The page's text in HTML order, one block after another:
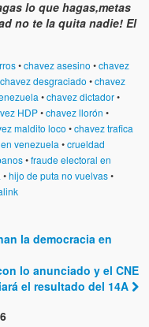
del 4 de Febrero de
(Despicable traitor, look
lo que hagas,metas
no te la quita nadie! El
•chavez asesino •chavez
chavez desgraciado •chavez
•chavez dictador•
HDP•chavez llorón •
maldito loco •chavez trafica
venezuela•crueldad
•fraude electoral en
•hijo de puta no vuelvas•
la democracia en
lo anunciado y el CNE
el resultado del 14A